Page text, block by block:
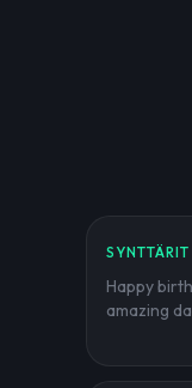
SYNTTÄRIT
Happy
amazing